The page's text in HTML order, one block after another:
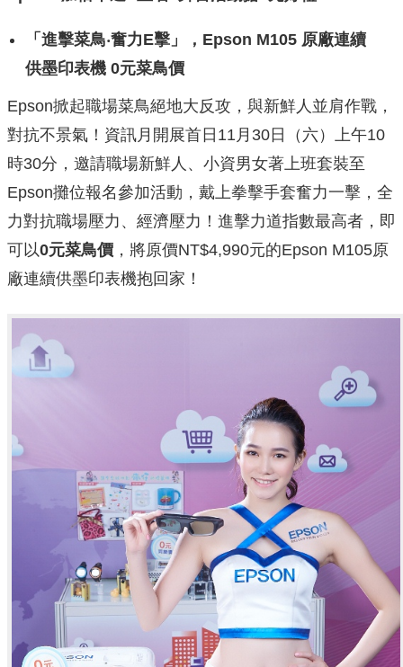
「進擊菜鳥‧奮力E擊」， Epson M105 原廠連續
供墨印表機 0元菜鳥價
Epson掀起職場菜鳥絕地大反攻，與新鮮人並肩作戰，
對抗不景氣！資訊月開展首日11月30日（六）上午10
時30分，邀請職場新鮮人、小資男女著上班套裝至
Epson攤位報名參加活動，戴上拳擊手套奮力一擊，全
力對抗職場壓力、經濟壓力！進擊力道指數最高者，即
可以0元菜鳥價 ，將原價NT$4,990元的Epson M105原
廠連續供墨印表機抱回家！